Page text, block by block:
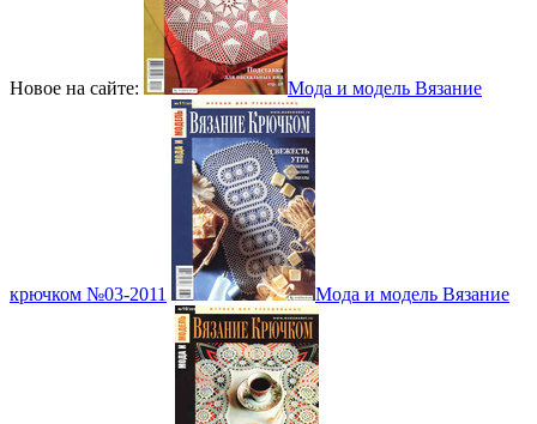
Новое на сайте: Мода и модель Вязание
крючком №03-2011 Мода и модель Вязание